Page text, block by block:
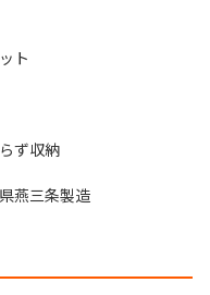
ト
ず収納
燕三条製造